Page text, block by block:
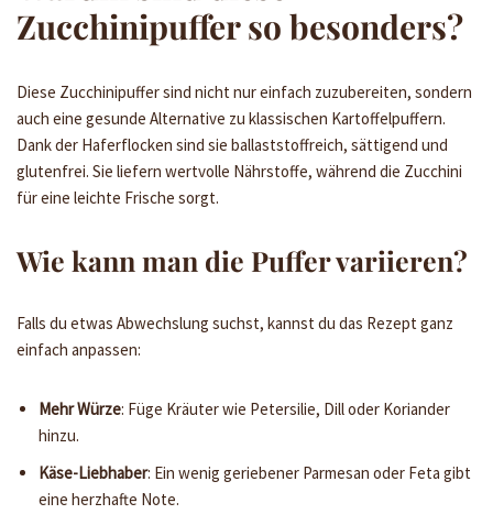
Zucchinipuffer so besonders?
Diese Zucchinipuffer sind nicht nur einfach zuzubereiten, sondern
auch eine gesunde Alternative zu klassischen Kartoffelpuffern.
Dank der Haferflocken sind sie ballaststoffreich, sättigend und
glutenfrei. Sie liefern wertvolle Nährstoffe, während die Zucchini
für eine leichte Frische sorgt.
Wie kann man die Puffer variieren?
Falls du etwas Abwechslung suchst, kannst du das Rezept ganz
einfach anpassen:
Mehr Würze: Füge Kräuter wie Petersilie, Dill oder Koriander
hinzu.
Käse-Liebhaber: Ein wenig geriebener Parmesan oder Feta gibt
eine herzhafte Note.